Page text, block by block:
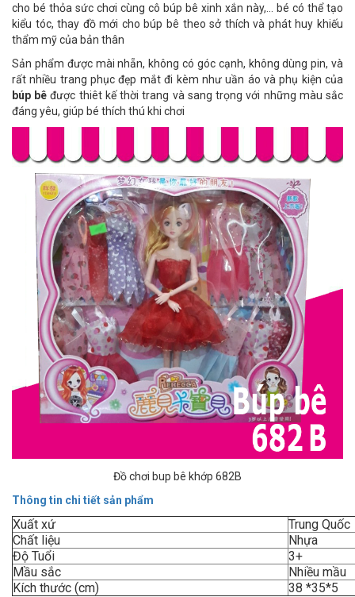
cho bé thỏa sức chơi cùng cô búp bê xinh xắn này,... bé có thể tạo
kiểu tóc, thay đồ mới cho búp bê theo sở thích và phát huy khiếu
thẩm mỹ của bản thân
Sản phẩm được mài nhẵn, không có góc cạnh, không dùng pin, và
rất nhiều trang phục đẹp mắt đi kèm như uần áo và phụ kiện của
búp bê được thiêt kế thời trang và sang trọng với những màu sắc
đáng yêu, giúp bé thích thú khi chơi
Đồ chơi bup bê khớp 682B
Thông tin chi tiết sản phẩm
Xuất xứ
Trung Quốc
Chất liệu
Nhựa
Độ Tuổi
3+
Mầu sắc
Nhiều mầu
Kích thước (cm)
38 *35*5